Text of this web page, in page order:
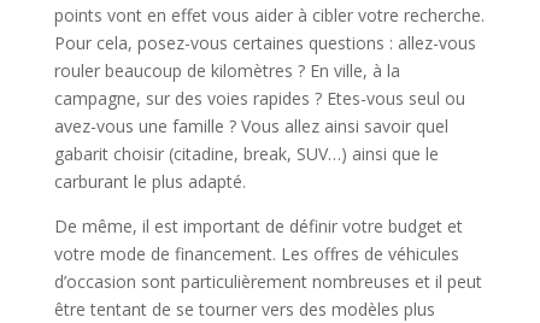
points vont en effet vous aider à cibler votre recherche.
Pour cela, posez-vous certaines questions : allez-vous
rouler beaucoup de kilomètres ? En ville, à la
campagne, sur des voies rapides ? Etes-vous seul ou
avez-vous une famille ? Vous allez ainsi savoir quel
gabarit choisir (citadine, break, SUV…) ainsi que le
carburant le plus adapté.
De même, il est important de définir votre budget et
votre mode de financement. Les offres de véhicules
d’occasion sont particulièrement nombreuses et il peut
être tentant de se tourner vers des modèles plus